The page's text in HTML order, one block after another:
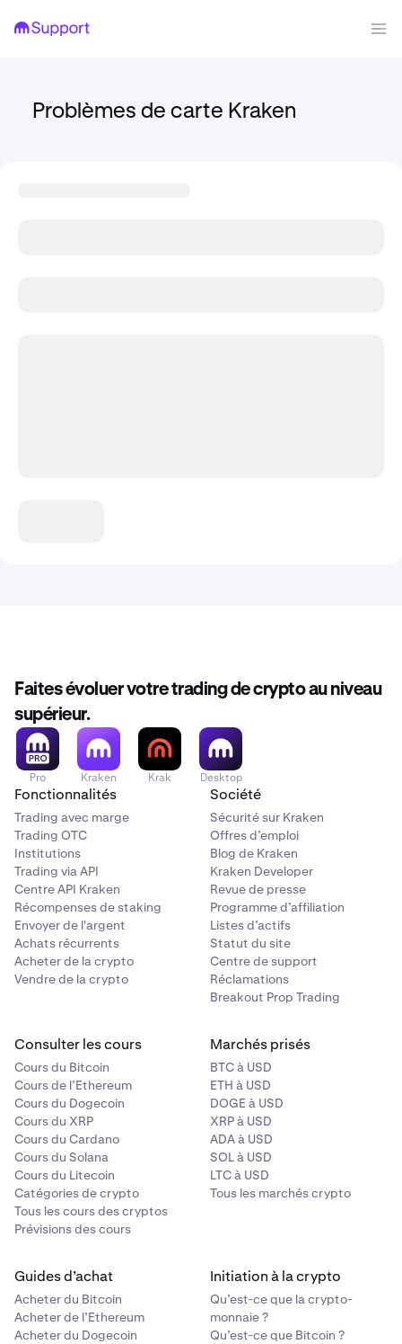
Problèmes de carte Kraken
Faites évoluer votre trading de crypto au niveau
supérieur.
Pro Kraken Krak Desktop
Fonctionnalités
Trading avec marge
Trading OTC
Institutions
Trading via API
Centre API Kraken
Récompenses de staking
Envoyer de l'argent
Achats récurrents
Acheter de la crypto
Vendre de la crypto
Société
Sécurité sur Kraken
Offres d’emploi
Blog de Kraken
Kraken Developer
Revue de presse
Programme d’affiliation
Listes d’actifs
Statut du site
Centre de support
Réclamations
Breakout Prop Trading
Consulter les cours
Cours du Bitcoin
Cours de l’Ethereum
Cours du Dogecoin
Cours du XRP
Cours du Cardano
Cours du Solana
Cours du Litecoin
Catégories de crypto
Tous les cours des cryptos
Prévisions des cours
Marchés prisés
BTC à USD
ETH à USD
DOGE à USD
XRP à USD
ADA à USD
SOL à USD
LTC à USD
Tous les marchés crypto
Guides d’achat
Acheter du Bitcoin
Acheter de l’Ethereum
Acheter du Dogecoin
Initiation à la crypto
Qu’est-ce que la crypto-
monnaie ?
Qu’est-ce que Bitcoin ?